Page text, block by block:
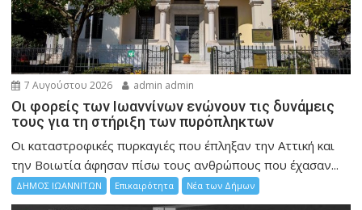
7 Αυγούστου 2026 admin admin
Οι φορείς των Ιωαννίνων ενώνουν τις δυνάμεις
τους για τη στήριξη των πυρόπληκτων
Οι καταστροφικές πυρκαγιές που έπληξαν την Αττική και
την Bοιωτία άφησαν πίσω τους ανθρώπους που έχασαν...
ΔΗΜΟΣ ΙΩΑΝΝΙΤΩΝ Επικαιρότητα Νέα των Δήμων